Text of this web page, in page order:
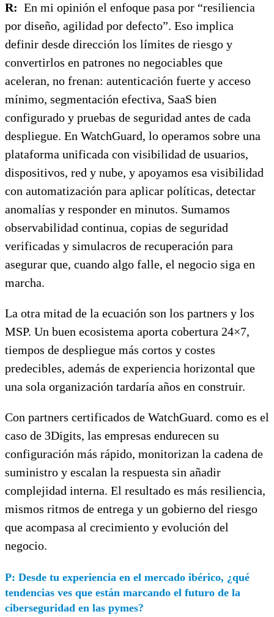
R: En mi opinión el enfoque pasa por “resiliencia
por diseño, agilidad por defecto”. Eso implica
definir desde dirección los límites de riesgo y
convertirlos en patrones no negociables que
aceleran, no frenan: autenticación fuerte y acceso
mínimo, segmentación efectiva, SaaS bien
configurado y pruebas de seguridad antes de cada
despliegue. En WatchGuard, lo operamos sobre una
plataforma unificada con visibilidad de usuarios,
dispositivos, red y nube, y apoyamos esa visibilidad
con automatización para aplicar políticas, detectar
anomalías y responder en minutos. Sumamos
observabilidad continua, copias de seguridad
verificadas y simulacros de recuperación para
asegurar que, cuando algo falle, el negocio siga en
marcha.
La otra mitad de la ecuación son los partners y los
MSP. Un buen ecosistema aporta cobertura 24×7,
tiempos de despliegue más cortos y costes
predecibles, además de experiencia horizontal que
una sola organización tardaría años en construir.
Con partners certificados de WatchGuard. como es el
caso de 3Digits, las empresas endurecen su
configuración más rápido, monitorizan la cadena de
suministro y escalan la respuesta sin añadir
complejidad interna. El resultado es más resiliencia,
mismos ritmos de entrega y un gobierno del riesgo
que acompasa al crecimiento y evolución del
negocio.
P: Desde tu experiencia en el mercado ibérico, ¿qué
tendencias ves que están marcando el futuro de la
ciberseguridad en las pymes?